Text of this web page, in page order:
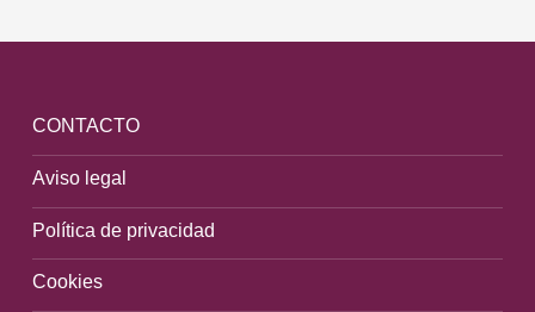
CONTACTO
Aviso legal
Política de privacidad
Cookies